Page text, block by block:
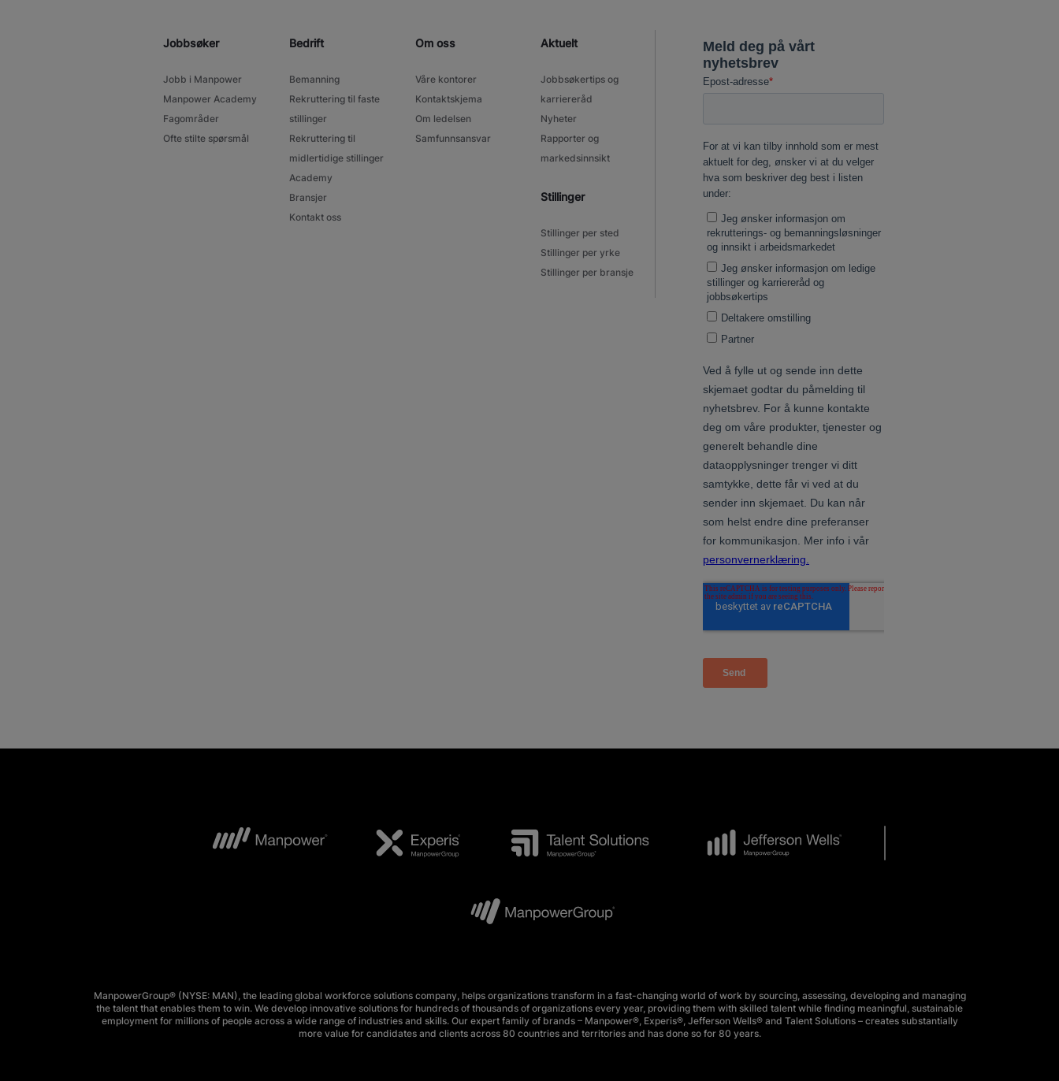
Jobbsøker
Jobb i Manpower
Manpower Academy
Fagområder
Ofte stilte spørsmål
Bedrift
Bemanning
Rekruttering til faste
stillinger
Rekruttering til
midlertidige stillinger
Academy
Bransjer
Kontakt oss
Om oss
Våre kontorer
Kontaktskjema
Om ledelsen
Samfunnsansvar
Aktuelt
Jobbsøkertips og
karriereråd
Nyheter
Rapporter og
markedsinnsikt
Stillinger
Stillinger per sted
Stillinger per yrke
Stillinger per bransje
ManpowerGroup® (NYSE: MAN), the leading global workforce solutions company, helps organizations transform in a fast-changing world of work by sourcing, assessing, developing and managing
the talent that enables them to win. We develop innovative solutions for hundreds of thousands of organizations every year, providing them with skilled talent while finding meaningful, sustainable
employment for millions of people across a wide range of industries and skills. Our expert family of brands – Manpower®, Experis®, Jefferson Wells® and Talent Solutions – creates substantially
more value for candidates and clients across 80 countries and territories and has done so for 80 years.